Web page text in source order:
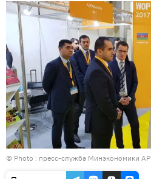
© Photo : пресс-служба Минэкономики АР